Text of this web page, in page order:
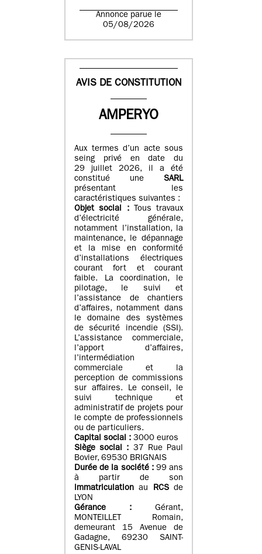
Annonce parue le
05/08/2026
AVIS DE CONSTITUTION
AMPERYO
Aux termes d’un acte sous
seing privé en date du
29 juillet 2026, il a été
constitué une SARL
présentant les
caractéristiques suivantes :
Objet social :
Tous travaux
d’électricité générale,
notamment l’installation, la
maintenance, le dépannage
et la mise en conformité
d’installations électriques
courant fort et courant
faible. La coordination, le
pilotage, le suivi et
l’assistance de chantiers
d’affaires, notamment dans
le domaine des systèmes
de sécurité incendie (SSI).
L’assistance commerciale,
l’apport d’affaires,
l’intermédiation
commerciale et la
perception de commissions
sur affaires. Le conseil, le
suivi technique et
administratif de projets pour
le compte de professionnels
ou de particuliers.
Capital social : 3000 euros
Siège social : 37 Rue Paul
Bovier, 69530 BRIGNAIS
Durée de la société : 99 ans
à partir de son
immatriculation au RCSde
LYON
Gérance :
Gérant,
MONTEILLET Romain,
demeurant 15 Avenue de
Gadagne, 69230 SAINT-
GENIS-LAVAL